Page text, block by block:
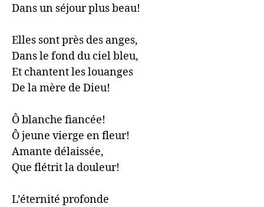
Dans un séjour plus beau!
Elles sont près des anges,
Dans le fond du ciel bleu,
Et chantent les louanges
De la mère de Dieu!
Ô blanche fiancée!
Ô jeune vierge en fleur!
Amante délaissée,
Que flétrit la douleur!
L’éternité profonde